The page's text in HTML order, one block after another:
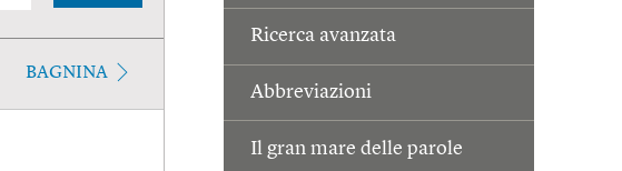
Ricerca avanzata
Abbreviazioni
Il gran mare delle parole
BAGNINA